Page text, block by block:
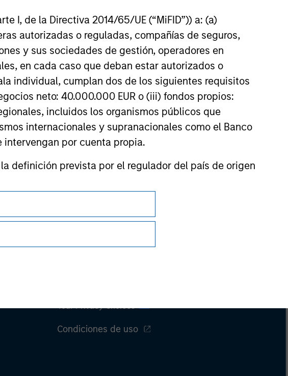
I, de la Directiva 2014/65/UE (“MiFID”)) a: (a)
autorizadas o reguladas, compañías de seguros,
y sus sociedades de gestión, operadores en
en cada caso que deban estar autorizados o
individual, cumplan dos de los siguientes requisitos
neto: 40.000.000 EUR o (iii) fondos propios:
incluidos los organismos públicos que
internacionales y supranacionales como el Banco
intervengan por cuenta propia.
definición prevista por el regulador del país de origen
does not constitute and should not be construed as an
in any jurisdiction in which such offer or solicitation,
risk considerations.
Your Privacy Choices
Condiciones de uso